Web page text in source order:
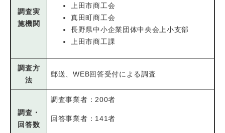
調査実
施機関
上田市商工会
真田町商工会
長野県中小企業団体中央会上小支部
上田市商工課
調査方
法
郵送、WEB回答受付による調査
調査・
回答数
調査事業者：200者
回答事業者：141者